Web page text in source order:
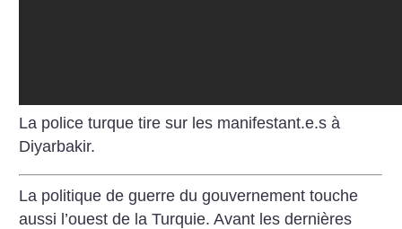
La police turque tire sur les manifestant.e.s à
Diyarbakir.
La politique de guerre du gouvernement touche
aussi l’ouest de la Turquie. Avant les dernières